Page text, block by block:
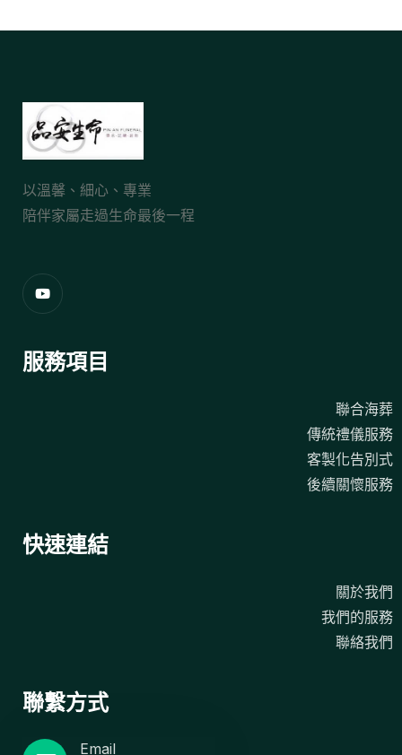
以溫馨、細心、專業
陪伴家屬走過生命最後一程
服務項目
聯合海葬
傳統禮儀服務
客製化告別式
後續關懷服務
快速連結
關於我們
我們的服務
聯絡我們
聯繫方式
Email